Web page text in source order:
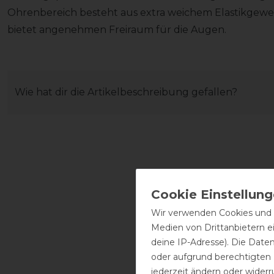
Ohrenbereich besteht aus extra weichem
bietet angenehmen Freiraum für die Augen.
Wie hat dir die Artikelbeschreibung gefallen?
Wir verwenden Cookies
Medien von Drittanbietern
deine IP-Adresse). Die
oder aufgrund berechtigten
jederzeit ändern oder